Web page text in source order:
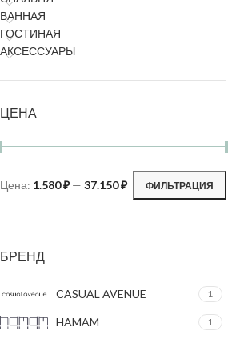
ВАННАЯ
ГОСТИНАЯ
АКСЕССУАРЫ
ЦЕНА
ФИЛЬТРАЦИЯ
Цена: 1.580 ₽— 37.150 ₽
БРЕНД
CASUAL AVENUE 1
HAMAM 1